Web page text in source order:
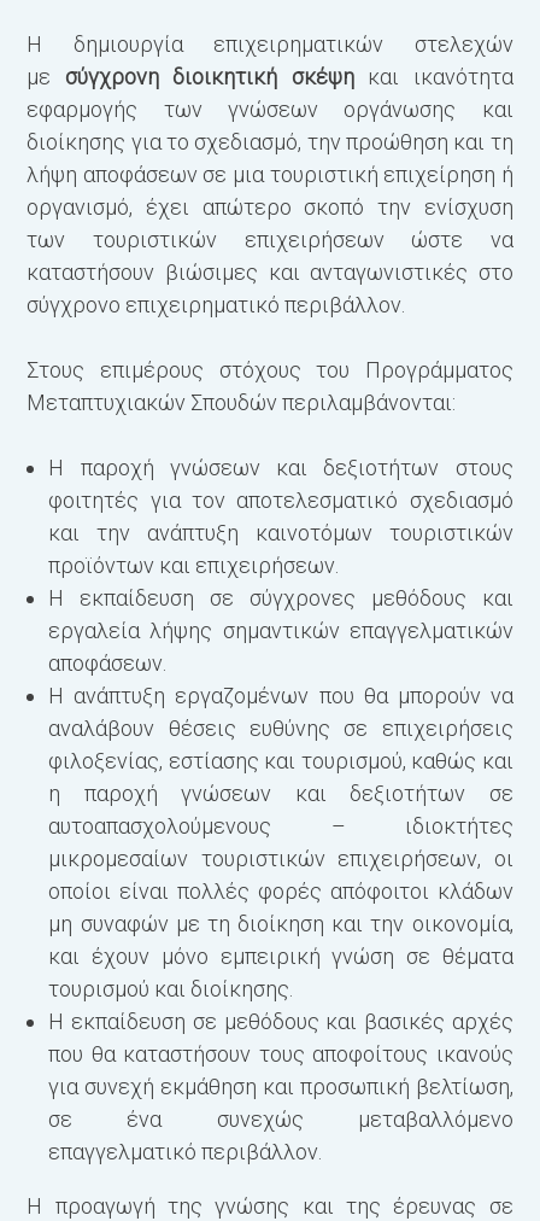
Η δημιουργία επιχειρηματικών στελεχών
με σύγχρονη διοικητική σκέψηκαι ικανότητα
εφαρμογής των γνώσεων οργάνωσης και
διοίκησης για το σχεδιασμό, την προώθηση και τη
λήψη αποφάσεων σε μια τουριστική επιχείρηση ή
οργανισμό, έχει απώτερο σκοπό την ενίσχυση
των τουριστικών επιχειρήσεων ώστε να
καταστήσουν βιώσιμες και ανταγωνιστικές στο
σύγχρονο επιχειρηματικό περιβάλλον.
Στους επιμέρους στόχους του Προγράμματος
Μεταπτυχιακών Σπουδών περιλαμβάνονται:
Η παροχή γνώσεων και δεξιοτήτων στους
φοιτητές για τον αποτελεσματικό σχεδιασμό
και την ανάπτυξη καινοτόμων τουριστικών
προϊόντων και επιχειρήσεων.
Η εκπαίδευση σε σύγχρονες μεθόδους και
εργαλεία λήψης σημαντικών επαγγελματικών
αποφάσεων.
Η ανάπτυξη εργαζομένων που θα μπορούν να
αναλάβουν θέσεις ευθύνης σε επιχειρήσεις
φιλοξενίας, εστίασης και τουρισμού, καθώς και
η παροχή γνώσεων και δεξιοτήτων σε
αυτοαπασχολούμενους – ιδιοκτήτες
μικρομεσαίων τουριστικών επιχειρήσεων, οι
οποίοι είναι πολλές φορές απόφοιτοι κλάδων
μη συναφών με τη διοίκηση και την οικονομία,
και έχουν μόνο εμπειρική γνώση σε θέματα
τουρισμού και διοίκησης.
Η εκπαίδευση σε μεθόδους και βασικές αρχές
που θα καταστήσουν τους αποφοίτους ικανούς
για συνεχή εκμάθηση και προσωπική βελτίωση,
σε ένα συνεχώς μεταβαλλόμενο
επαγγελματικό περιβάλλον.
Η προαγωγή της γνώσης και της έρευνας σε